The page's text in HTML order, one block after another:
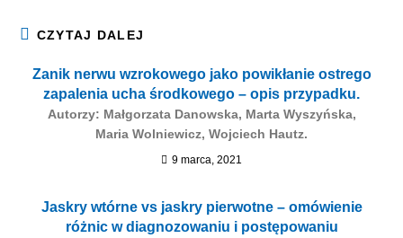
CZYTAJ DALEJ
Zanik nerwu wzrokowego jako powikłanie ostrego
zapalenia ucha środkowego – opis przypadku.
Autorzy: Małgorzata Danowska, Marta Wyszyńska,
Maria Wolniewicz, Wojciech Hautz.
9 marca, 2021
Jaskry wtórne vs jaskry pierwotne – omówienie
różnic w diagnozowaniu i postępowaniu